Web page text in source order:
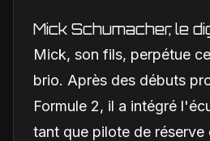
Mick Schumacher, le
Mick, son fils, perpétue
brio. Après des débuts
Formule 2, il a intégré
tant que pilote de